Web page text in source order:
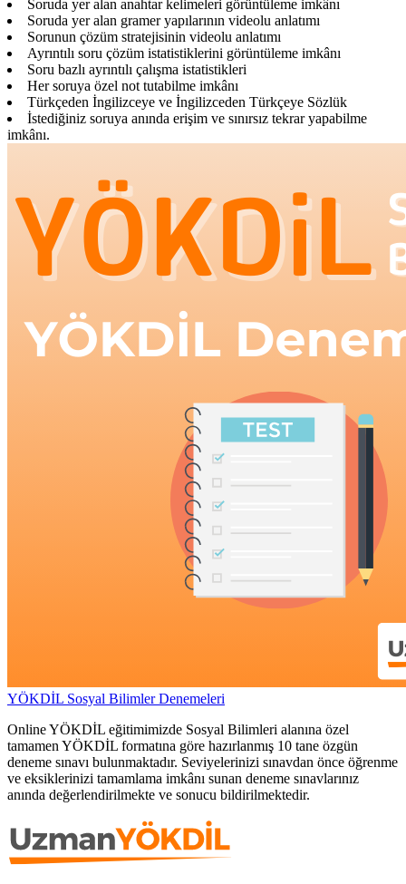
Soruda yer alan anahtar kelimeleri görüntüleme imkânı
Soruda yer alan gramer yapılarının videolu anlatımı
Sorunun çözüm stratejisinin videolu anlatımı
Ayrıntılı soru çözüm istatistiklerini görüntüleme imkânı
Soru bazlı ayrıntılı çalışma istatistikleri
Her soruya özel not tutabilme imkânı
Türkçeden İngilizceye ve İngilizceden Türkçeye Sözlük
İstediğiniz soruya anında erişim ve sınırsız tekrar yapabilme
imkânı.
YÖKDİL Sosyal Bilimler Denemeleri
Online YÖKDİL eğitimimizde Sosyal Bilimleri alanına özel
tamamen YÖKDİL formatına göre hazırlanmış 10 tane özgün
deneme sınavı bulunmaktadır. Seviyelerinizi sınavdan önce öğrenme
ve eksiklerinizi tamamlama imkânı sunan deneme sınavlarınız
anında değerlendirilmekte ve sonucu bildirilmektedir.